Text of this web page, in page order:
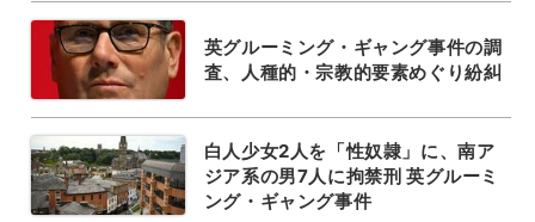
英グルーミング・ギャング事件の調
査、人種的・宗教的要素めぐり紛糾
白人少女2人を「性奴隷」に、南ア
ジア系の男7人に拘禁刑 英グルーミ
ング・ギャング事件